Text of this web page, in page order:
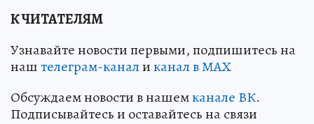
К ЧИТАТЕЛЯМ
Узнавайте новости первыми, подпишитесь на
наштелеграм-каналиканал в МАХ
Обсуждаем новости в нашемканале ВК.
Подписывайтесь и оставайтесь на связи